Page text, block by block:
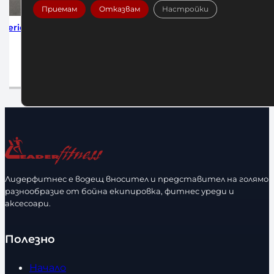
4м
Лидерфитнес е водещ вносител и представител на голямо
разнообразие от бойна екипировка, фитнес уреди и
аксесоари.
Полезно
Начало
Приемам Отказвам Настройки